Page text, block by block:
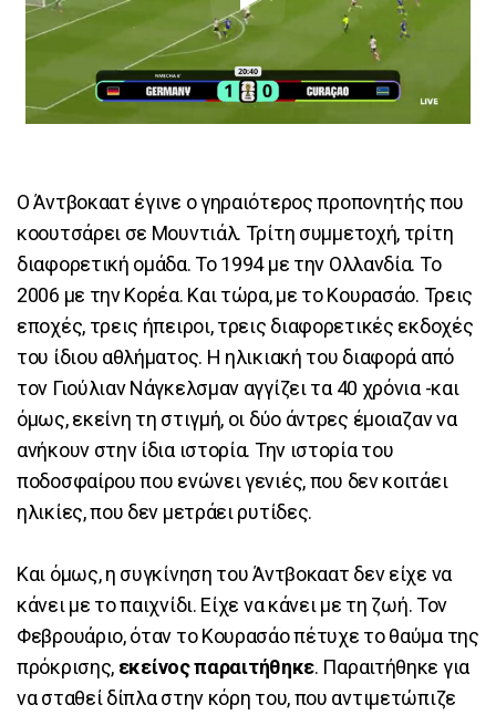
Ο Άντβοκαατ έγινε ο γηραιότερος προπονητής που
κοουτσάρει σε Μουντιάλ. Τρίτη συμμετοχή, τρίτη
διαφορετική ομάδα. Το 1994 με την Ολλανδία. Το
2006 με την Κορέα. Και τώρα, με το Κουρασάο. Τρεις
εποχές, τρεις ήπειροι, τρεις διαφορετικές εκδοχές
του ίδιου αθλήματος. Η ηλικιακή του διαφορά από
τον Γιούλιαν Νάγκελσμαν αγγίζει τα 40 χρόνια -και
όμως, εκείνη τη στιγμή, οι δύο άντρες έμοιαζαν να
ανήκουν στην ίδια ιστορία. Την ιστορία του
ποδοσφαίρου που ενώνει γενιές, που δεν κοιτάει
ηλικίες, που δεν μετράει ρυτίδες.
Και όμως, η συγκίνηση του Άντβοκαατ δεν είχε να
κάνει με το παιχνίδι. Είχε να κάνει με τη ζωή. Τον
Φεβρουάριο, όταν το Κουρασάο πέτυχε το θαύμα της
πρόκρισης, εκείνος παραιτήθηκε. Παραιτήθηκε για
να σταθεί δίπλα στην κόρη του, που αντιμετώπιζε